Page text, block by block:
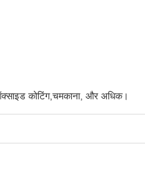
कोटिंग,चमकाना, और अधिक।